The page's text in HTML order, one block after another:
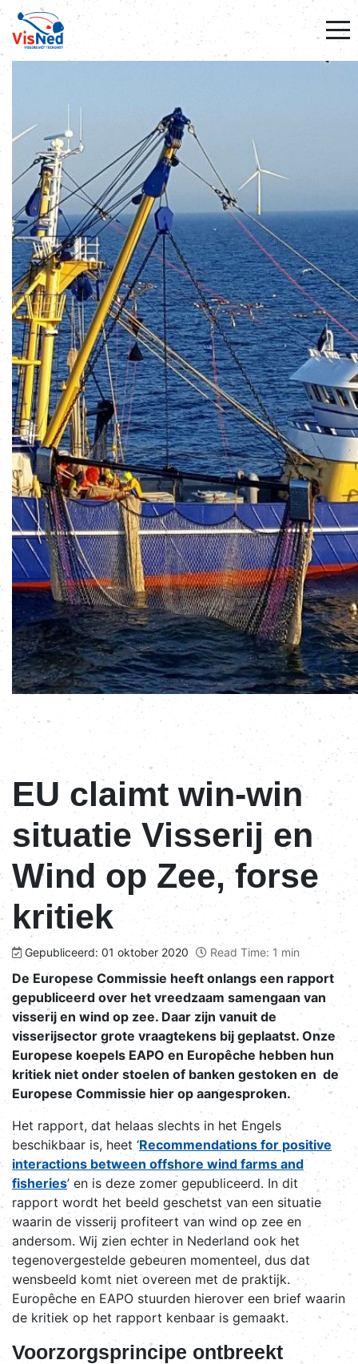
EU claimt win-win
situatie Visserij en
Wind op Zee, forse
kritiek
Gepubliceerd: 01 oktober 2020 Read Time: 1 min
De Europese Commissie heeft onlangs een rapport
gepubliceerd over het vreedzaam samengaan van
visserij en wind op zee. Daar zijn vanuit de
visserijsector grote vraagtekens bij geplaatst. Onze
Europese koepels EAPO en Europêche hebben hun
kritiek niet onder stoelen of banken gestoken en de
Europese Commissie hier op aangesproken.
Het rapport, dat helaas slechts in het Engels
beschikbaar is, heet ‘Recommendations for positive
interactions between offshore wind farms and
fisheries’ en is deze zomer gepubliceerd. In dit
rapport wordt het beeld geschetst van een situatie
waarin de visserij profiteert van wind op zee en
andersom. Wij zien echter in Nederland ook het
tegenovergestelde gebeuren momenteel, dus dat
wensbeeld komt niet overeen met de praktijk.
Europêche en EAPO stuurden hierover een brief waarin
de kritiek op het rapport kenbaar is gemaakt.
Voorzorgsprincipe ontbreekt